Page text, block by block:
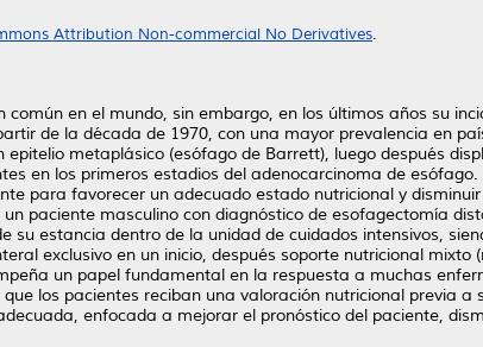
Attribution Non-commercial No Derivatives.
en el mundo, sin embargo, en los últimos años su
de la década de 1970, con una mayor prevalencia en
metaplásico (esófago de Barrett), luego después
en los primeros estadios del adenocarcinoma de
para favorecer un adecuado estado nutricional y
paciente masculino con diagnóstico de esofagectomía
su estancia dentro de la unidad de cuidados intensivos,
exclusivo en un inicio, después soporte nutricional
un papel fundamental en la respuesta a muchas
los pacientes reciban una valoración nutricional previa
enfocada a mejorar el pronóstico del paciente,